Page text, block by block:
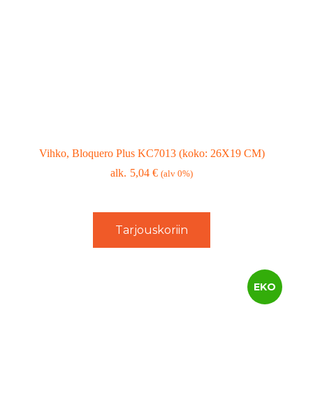
Vihko, Bloquero Plus KC7013 (koko: 26X19 CM)
5,04€ (alv 0%)
Tarjouskoriin
EKO